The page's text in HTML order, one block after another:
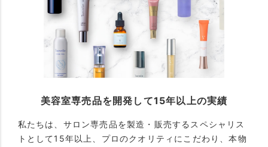
美容室専売品を開発して15年以上の実績
私たちは、サロン専売品を製造・販売するスペシャリス
トとして15年以上、プロのクオリティにこだわり、本物